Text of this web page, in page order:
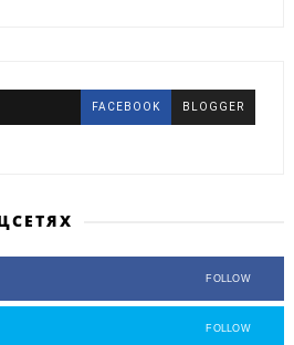
FACEBOOK BLOGGER
FOLLOW
FOLLOW